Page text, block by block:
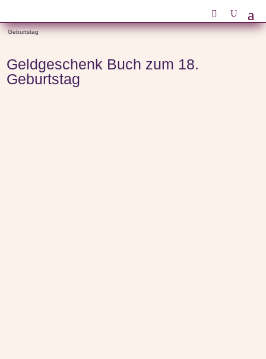
/ Geldgeschenk Buch zum 18.
Geburtstag
Geldgeschenk Buch zum 18.
Geburtstag